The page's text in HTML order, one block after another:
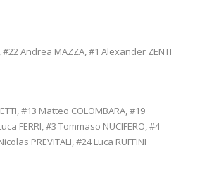
Andrea MAZZA, #1 Alexander ZENTI
#13 Matteo COLOMBARA, #19
FERRI, #3 Tommaso NUCIFERO, #4
PREVITALI, #24 Luca RUFFINI